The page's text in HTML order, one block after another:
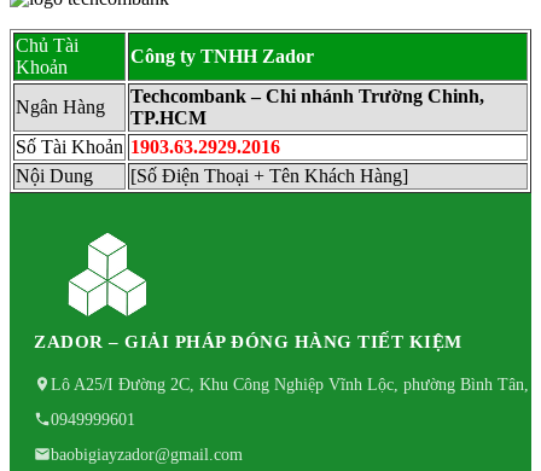
Chủ Tài
Khoản
Công ty TNHH Zador
Ngân Hàng
Techcombank – Chi nhánh Trường Chinh,
TP.HCM
Số Tài Khoản 1903.63.2929.2016
Nội Dung
[Số Điện Thoại + Tên Khách Hàng]
ZADOR – GIẢI PHÁP ĐÓNG HÀNG TIẾT KIỆM
Lô A25/I Đường 2C, Khu Công Nghiệp Vĩnh Lộc, phường Bình Tân,
0949999601
baobigiayzador@gmail.com